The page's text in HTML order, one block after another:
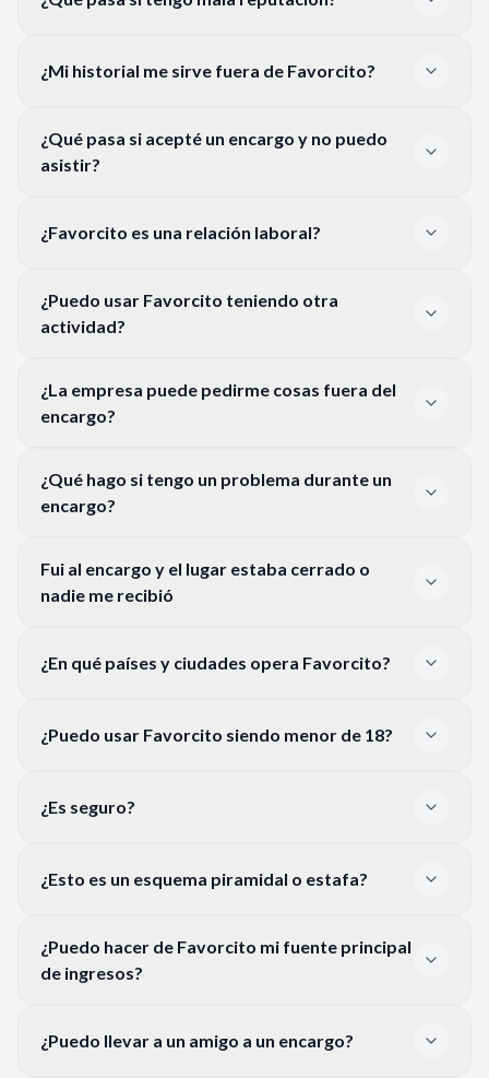
¿Mi historial me sirve fuera de Favorcito?
¿Qué pasa si acepté un encargo y no puedo
asistir?
¿Favorcito es una relación laboral?
¿Puedo usar Favorcito teniendo otra
actividad?
¿La empresa puede pedirme cosas fuera del
encargo?
¿Qué hago si tengo un problema durante un
encargo?
Fui al encargo y el lugar estaba cerrado o
nadie me recibió
¿En qué países y ciudades opera Favorcito?
¿Puedo usar Favorcito siendo menor de 18?
¿Es seguro?
¿Esto es un esquema piramidal o estafa?
¿Puedo hacer de Favorcito mi fuente principal
de ingresos?
¿Puedo llevar a un amigo a un encargo?